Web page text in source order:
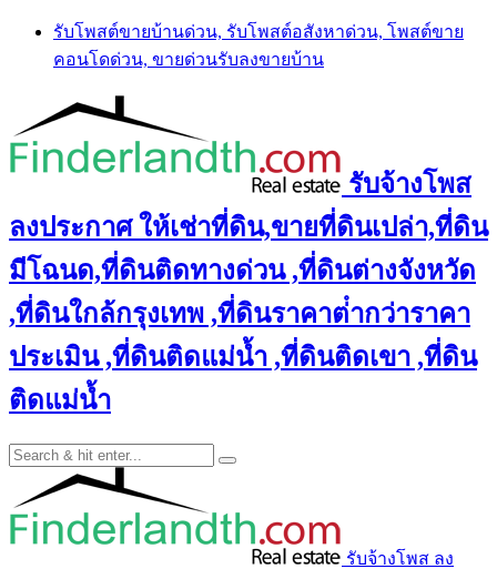
Skip
content
รับโพสต์ขายบ้านด่วน, รับโพสต์อสังหาด่วน, โพสต์ขาย
คอนโดด่วน, ขายด่วนรับลงขายบ้าน
รับจ้างโพส
ลงประกาศ ให้เช่าที่ดิน,ขายที่ดินเปล่า,ที่ดิน
มีโฉนด,ที่ดินติดทางด่วน ,ที่ดินต่างจังหวัด
,ที่ดินใกล้กรุงเทพ ,ที่ดินราคาต่ํากว่าราคา
ประเมิน ,ที่ดินติดแม่น้ำ ,ที่ดินติดเขา ,ที่ดิน
ติดแม่น้ำ
รับจ้างโพส ลง